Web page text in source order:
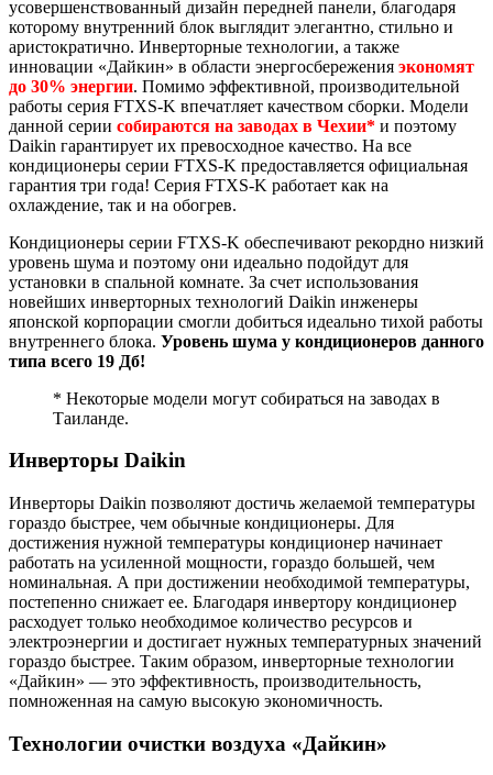
усовершенствованный дизайн передней панели, благодаря
которому внутренний блок выглядит элегантно, стильно и
аристократично. Инверторные технологии, а также
инновации «Дайкин» в области энергосбережения экономят
до 30% энергии. Помимо эффективной, производительной
работы серия FTXS-K впечатляет качеством сборки. Модели
данной серии собираются на заводах в Чехии* и поэтому
Daikin гарантирует их превосходное качество. На все
кондиционеры серии FTXS-K предоставляется официальная
гарантия три года! Серия FTXS-K работает как на
охлаждение, так и на обогрев.
Кондиционеры серии FTXS-K обеспечивают рекордно низкий
уровень шума и поэтому они идеально подойдут для
установки в спальной комнате. За счет использования
новейших инверторных технологий Daikin инженеры
японской корпорации смогли добиться идеально тихой работы
внутреннего блока. Уровень шума у кондиционеров данного
типа всего 19 Дб!
* Некоторые модели могут собираться на заводах в
Таиланде.
Инверторы Daikin
Инверторы Daikin позволяют достичь желаемой температуры
гораздо быстрее, чем обычные кондиционеры. Для
достижения нужной температуры кондиционер начинает
работать на усиленной мощности, гораздо большей, чем
номинальная. А при достижении необходимой температуры,
постепенно снижает ее. Благодаря инвертору кондиционер
расходует только необходимое количество ресурсов и
электроэнергии и достигает нужных температурных значений
гораздо быстрее. Таким образом, инверторные технологии
«Дайкин» — это эффективность, производительность,
помноженная на самую высокую экономичность.
Технологии очистки воздуха «Дайкин»